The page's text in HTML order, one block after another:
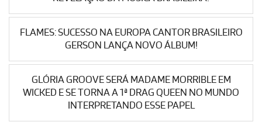
FLAMES: SUCESSO NA EUROPA CANTOR BRASILEIRO
GERSON LANÇA NOVO ÁLBUM!
GLÓRIA GROOVE SERÁ MADAME MORRIBLE EM
WICKED E SE TORNA A 1ª DRAG QUEEN NO MUNDO
INTERPRETANDO ESSE PAPEL